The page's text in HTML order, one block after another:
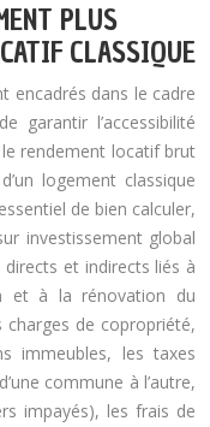
PLUS
CLASSIQUE
encadrés dans le cadre
garantir l’accessibilité
rendement locatif brut
logement classique
de bien calculer,
investissement global
et indirects liés à
et à la rénovation du
de copropriété,
immeubles, les taxes
commune à l’autre,
impayés), les frais de